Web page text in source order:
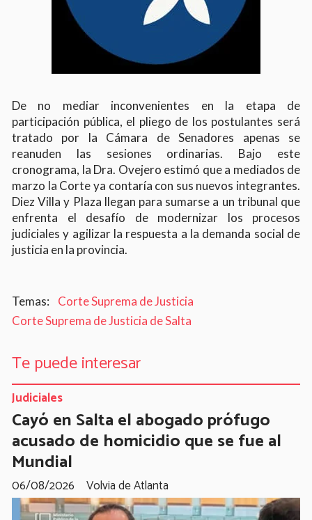
De no mediar inconvenientes en la etapa de
participación pública, el pliego de los postulantes será
tratado por la Cámara de Senadores apenas se
reanuden las sesiones ordinarias. Bajo este
cronograma, la Dra. Ovejero estimó que a mediados de
marzo la Corte ya contaría con sus nuevos integrantes.
Diez Villa y Plaza llegan para sumarse a un tribunal que
enfrenta el desafío de modernizar los procesos
judiciales y agilizar la respuesta a la demanda social de
justicia en la provincia.
Corte Suprema de Justicia
Corte Suprema de Justicia de Salta
Te puede interesar
Cayó en Salta el abogado prófugo
acusado de homicidio que se fue al
Mundial
Volvia de Atlanta
Judiciales
06/08/2026